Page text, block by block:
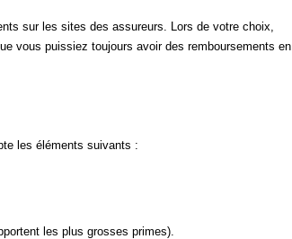
sur les sites des assureurs. Lors de votre choix,
vous puissiez toujours avoir des remboursements en
les éléments suivants :
les plus grosses primes).